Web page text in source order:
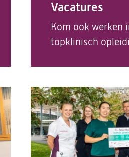
Vacatures
(opent
in
een
Kom ook werken
topklinisch